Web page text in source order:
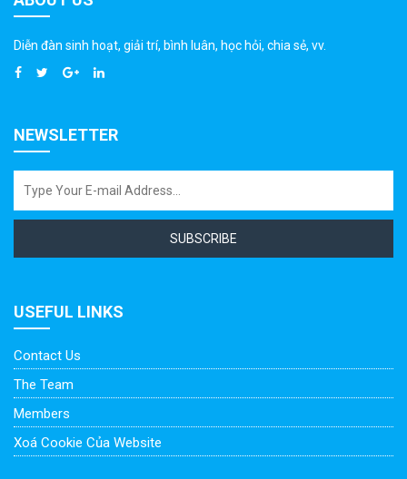
Diễn đàn sinh hoạt, giải trí, bình luân, học hỏi, chia sẻ, vv.
NEWSLETTER
SUBSCRIBE
USEFUL LINKS
Contact Us
The Team
Members
Xoá Cookie Của Website